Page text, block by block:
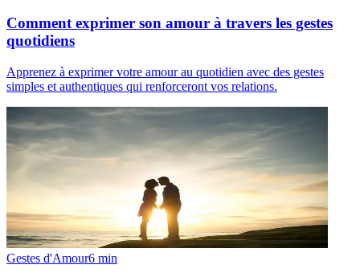
Comment exprimer son amour à travers les gestes
quotidiens
Apprenez à exprimer votre amour au quotidien avec des gestes
simples et authentiques qui renforceront vos relations.
Gestes d'Amour6 min